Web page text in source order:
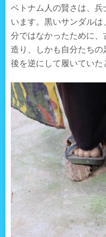
ベトナム人の賢さは、
います。黒いサンダル
分ではなかったために
造り、しかも自分たち
後を逆にして履いていた